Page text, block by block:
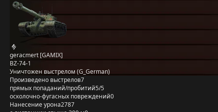
geracmert [GAMIX]
BZ-74-1
Уничтожен выстрелом (G_German)
Произведено выстрелов7
прямых попаданий/пробитий5/5
осколочно-фугасных повреждений0
Нанесение урона2787